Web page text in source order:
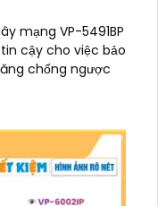
mạng VP-5491BP
cậy cho việc bảo